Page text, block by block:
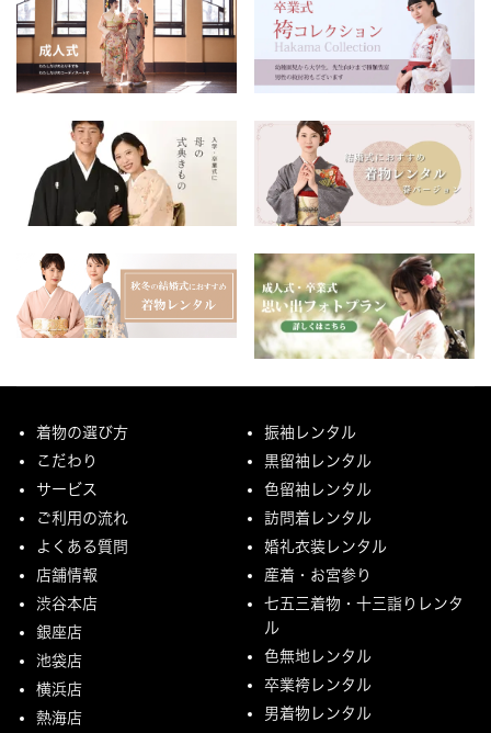
着物の選び方
こだわり
サービス
ご利用の流れ
よくある質問
店舗情報
渋谷本店
銀座店
池袋店
横浜店
熱海店
振袖レンタル
黒留袖レンタル
色留袖レンタル
訪問着レンタル
婚礼衣装レンタル
産着・お宮参り
七五三着物・十三詣りレンタ
ル
色無地レンタル
卒業袴レンタル
男着物レンタル